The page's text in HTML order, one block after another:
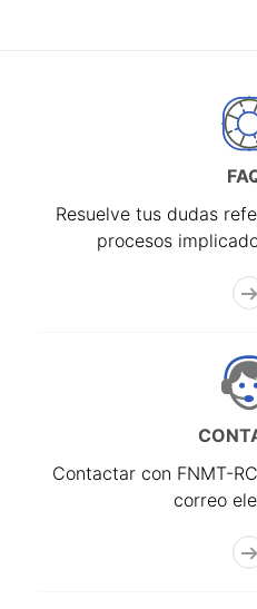
Resuelve tus dudas
procesos
Contactar con FNMT-
correo